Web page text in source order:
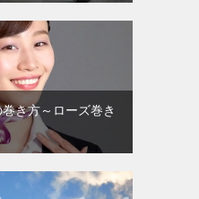
き方～ローズ巻き